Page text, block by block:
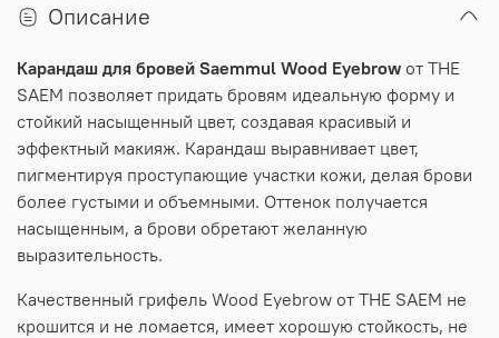
Описание
Карандаш для бровей Saemmul Wood Eyebrow от THE
SAEM позволяет придать бровям идеальную форму и
стойкий насыщенный цвет, создавая красивый и
эффектный макияж. Карандаш выравнивает цвет,
пигментируя проступающие участки кожи, делая брови
более густыми и объемными. Оттенок получается
насыщенным, а брови обретают желанную
выразительность.
Качественный грифель Wood Eyebrow от THE SAEM не
крошится и не ломается, имеет хорошую стойкость, не